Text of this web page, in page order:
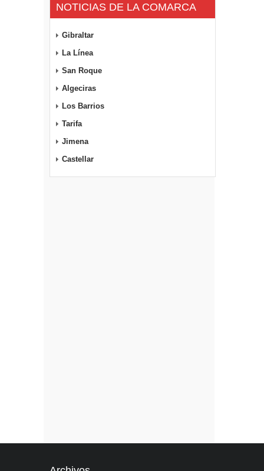
NOTICIAS DE LA COMARCA
Gibraltar
La Línea
San Roque
Algeciras
Los Barrios
Tarifa
Jimena
Castellar